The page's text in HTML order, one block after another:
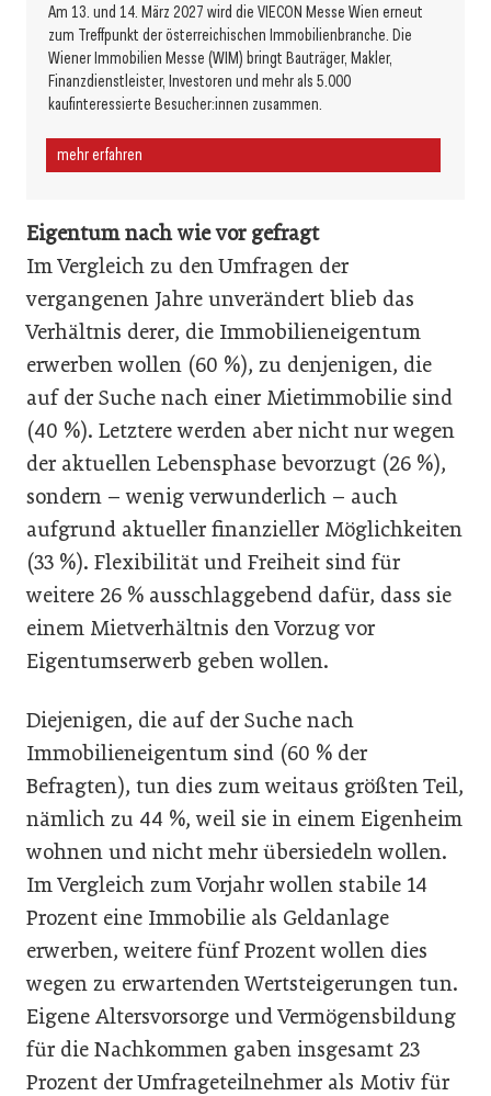
Am 13. und 14. März 2027 wird die VIECON Messe Wien erneut
zum Treffpunkt der österreichischen Immobilienbranche. Die
Wiener Immobilien Messe (WIM) bringt Bauträger, Makler,
Finanzdienstleister, Investoren und mehr als 5.000
kaufinteressierte Besucher:innen zusammen.
mehr erfahren
Eigentum nach wie vor gefragt
Im Vergleich zu den Umfragen der
vergangenen Jahre unverändert blieb das
Verhältnis derer, die Immobilieneigentum
erwerben wollen (60 %), zu denjenigen, die
auf der Suche nach einer Mietimmobilie sind
(40 %). Letztere werden aber nicht nur wegen
der aktuellen Lebensphase bevorzugt (26 %),
sondern – wenig verwunderlich – auch
aufgrund aktueller finanzieller Möglichkeiten
(33 %). Flexibilität und Freiheit sind für
weitere 26 % ausschlaggebend dafür, dass sie
einem Mietverhältnis den Vorzug vor
Eigentumserwerb geben wollen.
Diejenigen, die auf der Suche nach
Immobilieneigentum sind (60 % der
Befragten), tun dies zum weitaus größten Teil,
nämlich zu 44 %, weil sie in einem Eigenheim
wohnen und nicht mehr übersiedeln wollen.
Im Vergleich zum Vorjahr wollen stabile 14
Prozent eine Immobilie als Geldanlage
erwerben, weitere fünf Prozent wollen dies
wegen zu erwartenden Wertsteigerungen tun.
Eigene Altersvorsorge und Vermögensbildung
für die Nachkommen gaben insgesamt 23
Prozent der Umfrageteilnehmer als Motiv für